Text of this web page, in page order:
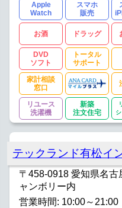
Apple
Watch
スマホ
販売
お酒 ドラッグ
DVD
ソフト
トータル
サポート
家計相談
窓口
リユース
洗濯機
新築
注文住宅
テックランド有松イ
〒458-0918 愛知県名
ャンボリー内
営業時間: 10:00～21:00